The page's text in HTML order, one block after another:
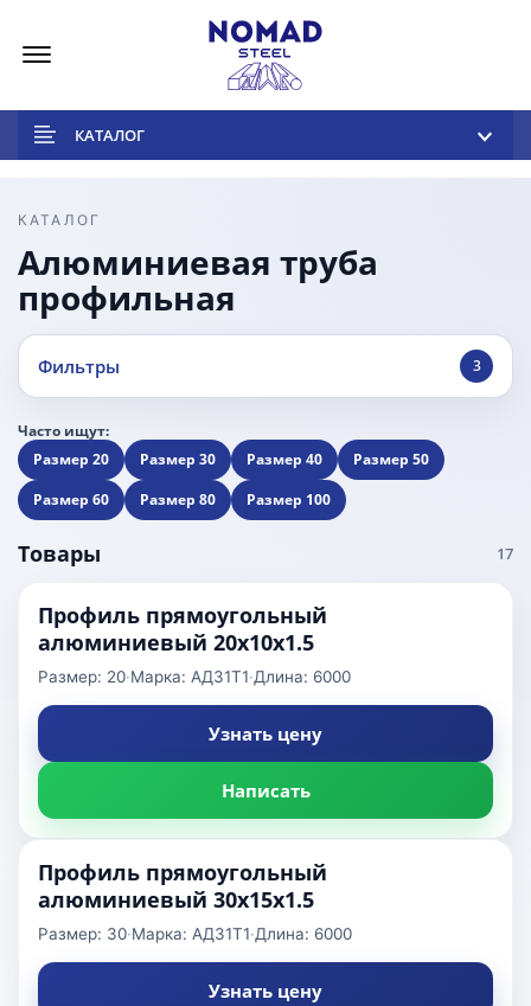
КАТАЛОГ
КАТАЛОГ
Алюминиевая труба
профильная
Фильтры 3
Часто ищут:
Размер 20
Размер 30 Размер 40
Размер 50
Размер 60
Размер 80 Размер 100
Товары 17
Профиль прямоугольный
алюминиевый 20x10x1.5
Размер: 20·Марка: АД31Т1·Длина: 6000
Узнать цену
Написать
Профиль прямоугольный
алюминиевый 30x15x1.5
Размер: 30·Марка: АД31Т1·Длина: 6000
Узнать цену